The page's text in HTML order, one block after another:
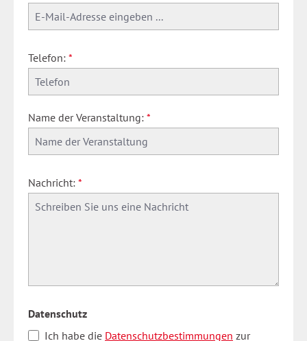
Telefon: *
Name der Veranstaltung: *
Nachricht: *
Datenschutz
Ich habe die Datenschutzbestimmungen zur